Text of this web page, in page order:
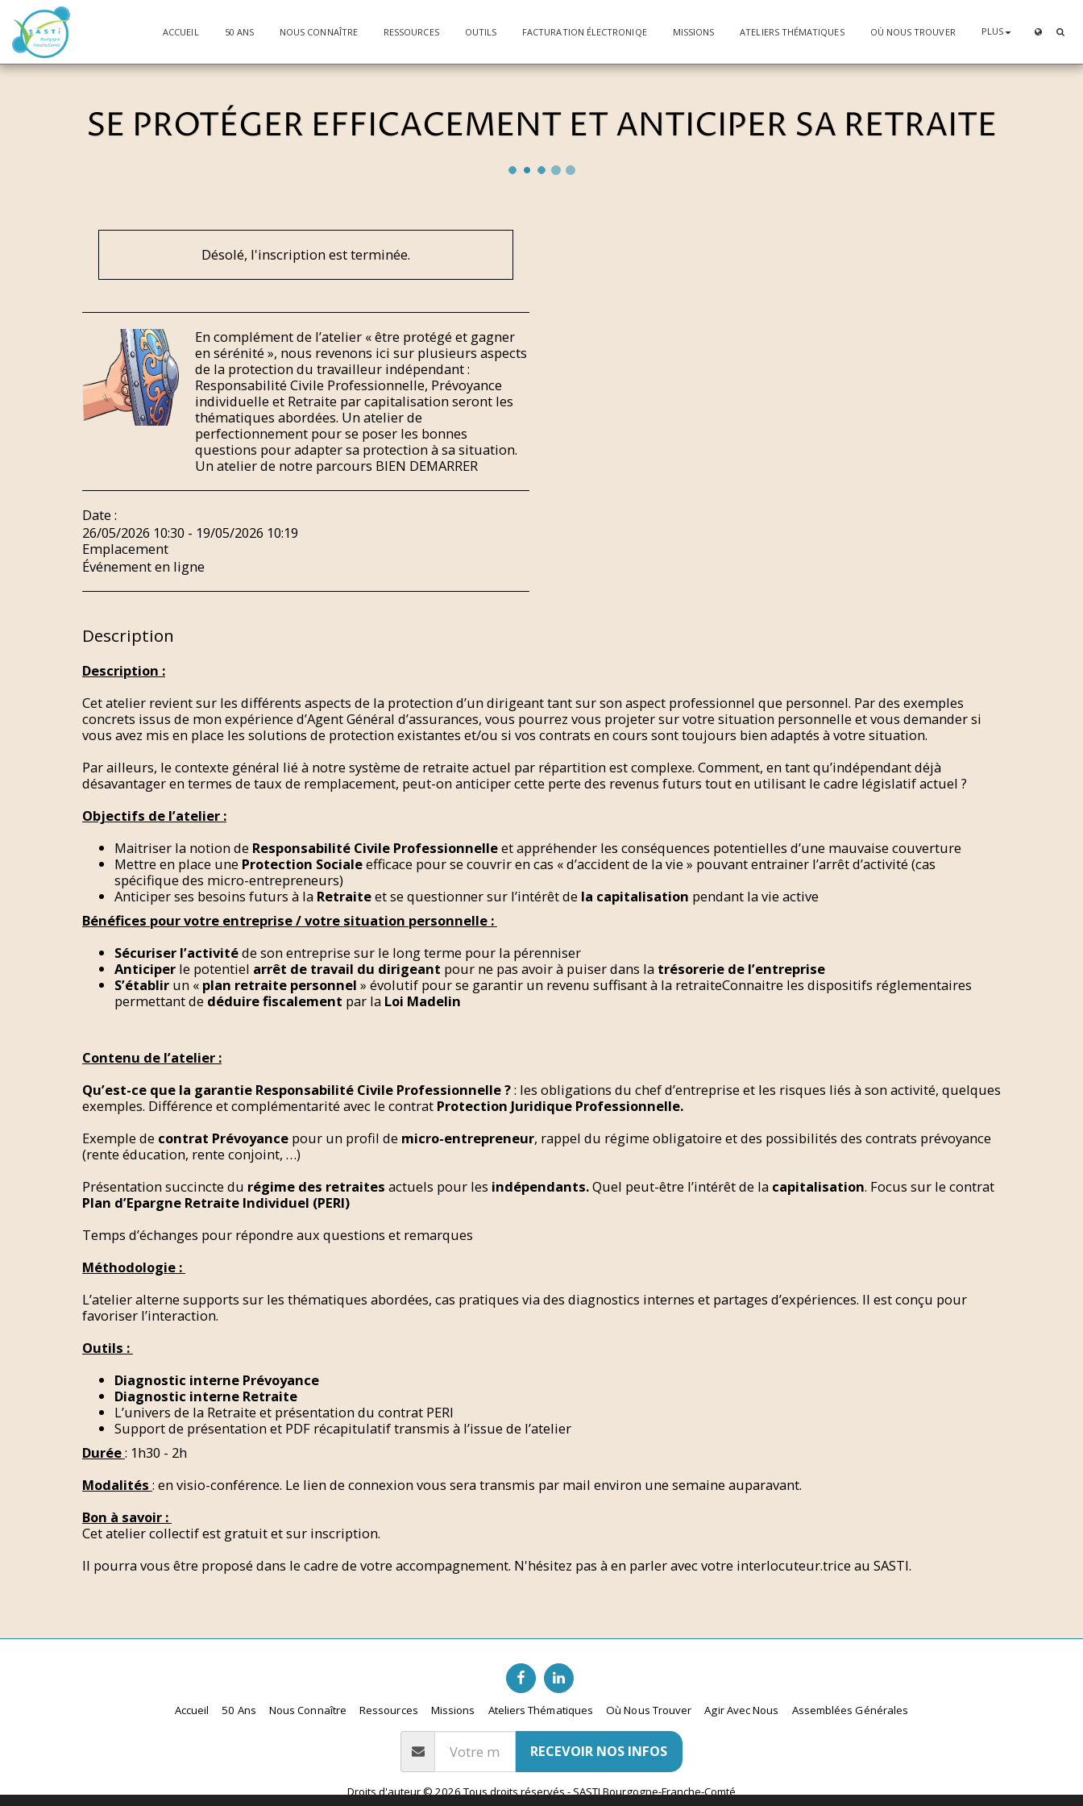
ACCUEIL 50 ANS NOUS CONNAÎTRE RESSOURCES OUTILS FACTURATION ÉLECTRONIQE MISSIONS ATELIERS THÉMATIQUES OÙ NOUS TROUVER PLUS
SE PROTÉGER EFFICACEMENT ET ANTICIPER SA RETRAITE
Désolé, l'inscription est terminée.
En complément de l’atelier « être protégé et gagner
en sérénité », nous revenons ici sur plusieurs aspects
de la protection du travailleur indépendant :
Responsabilité Civile Professionnelle, Prévoyance
individuelle et Retraite par capitalisation seront les
thématiques abordées. Un atelier de
perfectionnement pour se poser les bonnes
questions pour adapter sa protection à sa situation.
Un atelier de notre parcours BIEN DEMARRER
Date :
26/05/2026 10:30 - 19/05/2026 10:19
Emplacement
Événement en ligne
Description
Description :
Cet atelier revient sur les différents aspects de la protection d’un dirigeant tant sur son aspect professionnel que personnel. Par des exemples
concrets issus de mon expérience d’Agent Général d’assurances, vous pourrez vous projeter sur votre situation personnelle et vous demander si
vous avez mis en place les solutions de protection existantes et/ou si vos contrats en cours sont toujours bien adaptés à votre situation.
Par ailleurs, le contexte général lié à notre système de retraite actuel par répartition est complexe. Comment, en tant qu’indépendant déjà
désavantager en termes de taux de remplacement, peut-on anticiper cette perte des revenus futurs tout en utilisant le cadre législatif actuel ?
Objectifs de l’atelier :
Maitriser la notion de Responsabilité Civile Professionnelleet appréhender les conséquences potentielles d’une mauvaise couverture
Mettre en place une Protection Socialeefficace pour se couvrir en cas « d’accident de la vie » pouvant entrainer l’arrêt d’activité (cas
spécifique des micro-entrepreneurs)
Anticiper ses besoins futurs à la Retraiteet se questionner sur l’intérêt de la capitalisation pendant la vie active
Bénéfices pour votre entreprise / votre situation personnelle :
Sécuriser l’activitéde son entreprise sur le long terme pour la pérenniser
Anticiper le potentiel arrêt de travail du dirigeant pour ne pas avoir à puiser dans la trésorerie de l’entreprise
S’établir un « plan retraite personnel » évolutif pour se garantir un revenu suffisant à la retraiteConnaitre les dispositifs réglementaires
permettant de déduire fiscalement par la Loi Madelin
Contenu de l’atelier :
Qu’est-ce que la garantie Responsabilité Civile Professionnelle ?: les obligations du chef d’entreprise et les risques liés à son activité, quelques
exemples. Différence et complémentarité avec le contrat Protection Juridique Professionnelle.
Exemple de contrat Prévoyance pour un profil de micro-entrepreneur, rappel du régime obligatoire et des possibilités des contrats prévoyance
(rente éducation, rente conjoint, …)
Présentation succincte du régime des retraites actuels pour les indépendants.Quel peut-être l’intérêt de la capitalisation. Focus sur le contrat
Plan d’Epargne Retraite Individuel (PERI)
Temps d’échanges pour répondre aux questions et remarques
Méthodologie :
L’atelier alterne supports sur les thématiques abordées, cas pratiques via des diagnostics internes et partages d’expériences. Il est conçu pour
favoriser l’interaction.
Outils :
Diagnostic interne Prévoyance
Diagnostic interne Retraite
L’univers de la Retraite et présentation du contrat PERI
Support de présentation et PDF récapitulatif transmis à l’issue de l’atelier
Durée: 1h30 - 2h
Modalités : en visio-conférence. Le lien de connexion vous sera transmis par mail environ une semaine auparavant.
Bon à savoir :
Cet atelier collectif est gratuit et sur inscription.
Il pourra vous être proposé dans le cadre de votre accompagnement. N'hésitez pas à en parler avec votre interlocuteur.trice au SASTI.
Accueil 50 Ans Nous Connaître Ressources Missions Ateliers Thématiques Où Nous Trouver Agir Avec Nous Assemblées Générales
RECEVOIR NOS INFOS
Droits d'auteur © 2026 Tous droits réservés - SASTI Bourgogne-Franche-Comté